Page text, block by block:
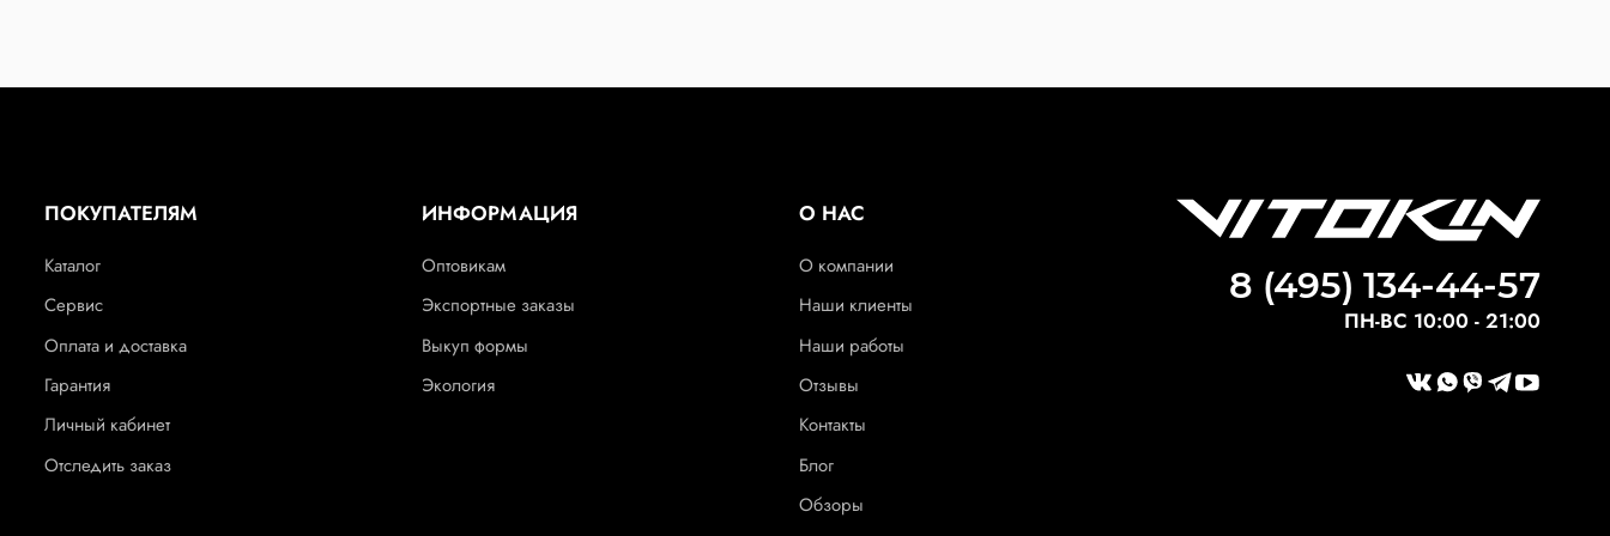
ПОКУПАТЕЛЯМ
Каталог
Сервис
Оплата и доставка
Гарантия
Личный кабинет
Отследить заказ
ИНФОРМАЦИЯ
Оптовикам
Экспортные заказы
Выкуп формы
Экология
О НАС
О компании
Наши клиенты
Наши работы
Отзывы
Контакты
Блог
Обзоры
8 (495) 134-44-57
ПН-ВС 10:00 - 21:00